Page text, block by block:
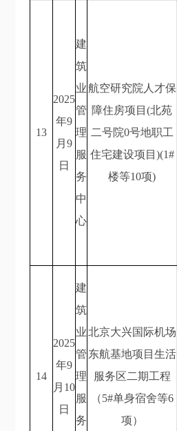
13
2025
年9
月9
日
建
筑
业
管
理
服
务
中
心
航空研究院人才保
障住房项目(北苑
二号院0号地职工
住宅建设项目)(1#
楼等10项)
14
2025
年9
月10
日
建
筑
业
管
理
服
务
北京大兴国际机场
东航基地项目生活
服务区二期工程
（5#单身宿舍等6
项）